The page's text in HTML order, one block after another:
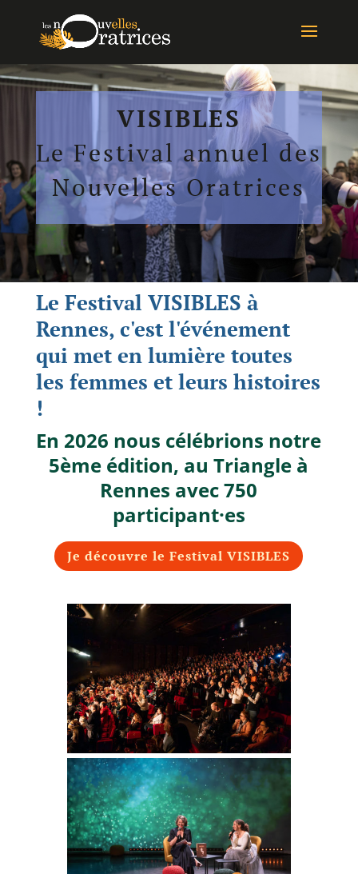
VISIBLES
Le Festival annuel des
Nouvelles Oratrices
Le Festival VISIBLES à
Rennes, c'est l'événement
qui met en lumière toutes
les femmes et leurs histoires
!
En 2026 nous célébrions notre
5ème édition, au Triangle à
Rennes avec 750
participant·es
Je découvre le Festival VISIBLES